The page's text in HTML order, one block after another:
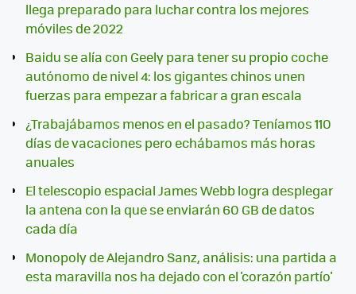
llega preparado para luchar contra los mejores
móviles de 2022
Baidu se alía con Geely para tener su propio coche
autónomo de nivel 4: los gigantes chinos unen
fuerzas para empezar a fabricar a gran escala
¿Trabajábamos menos en el pasado? Teníamos 110
días de vacaciones pero echábamos más horas
anuales
El telescopio espacial James Webb logra desplegar
la antena con la que se enviarán 60 GB de datos
cada día
Monopoly de Alejandro Sanz, análisis: una partida a
esta maravilla nos ha dejado con el 'corazón partío'